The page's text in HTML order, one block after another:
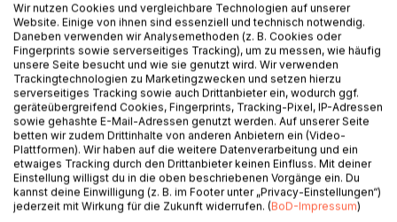
BESCHREIBUNG
Ausgerechnet auf Mykonos sollen Friedensverhandlungen
zwischen Israelis und Palästinensern stattfinden. Ein
logistischer Alptraum für Kommissar Angelos Nikakis. Die
Bucht von Kalo Livadi scheint sich hervorragend dafür zu
eignen. Leicht absperrbar, mit eigenen Molen und einem
Heliport. Aber er macht sich keine Illusionen.
Unangemeldete Gäste mit düsteren Absichten werden den
Wir nutzen Cookies und vergleichbare Technologien auf unserer
Website. Einige von ihnen sind essenziell und technisch notwendig.
Daneben verwenden wir Analysemethoden (z. B. Cookies oder
Fingerprints sowie serverseitiges Tracking), um zu messen, wie häufig
unsere Seite besucht und wie sie genutzt wird. Wir verwenden
Trackingtechnologien zu Marketingzwecken und setzen hierzu
serverseitiges Tracking sowie auch Drittanbieter ein, wodurch ggf.
geräteübergreifend Cookies, Fingerprints, Tracking-Pixel, IP-Adressen
sowie gehashte E-Mail-Adressen genutzt werden. Auf unserer Seite
betten wir zudem Drittinhalte von anderen Anbietern ein (Video-
Plattformen). Wir haben auf die weitere Datenverarbeitung und ein
etwaiges Tracking durch den Drittanbieter keinen Einfluss. Mit deiner
Einstellung willigst du in die oben beschriebenen Vorgänge ein. Du
kannst deine Einwilligung (z. B. im Footer unter „Privacy-Einstellungen“)
jederzeit mit Wirkung für die Zukunft widerrufen. (BoD-Impressum)